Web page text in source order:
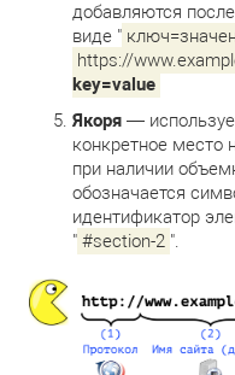
добавляются
виде "
https://
key=value
Якоря —
конкретное место
при наличии
обозначается
идентификатор
" #section-2 ".